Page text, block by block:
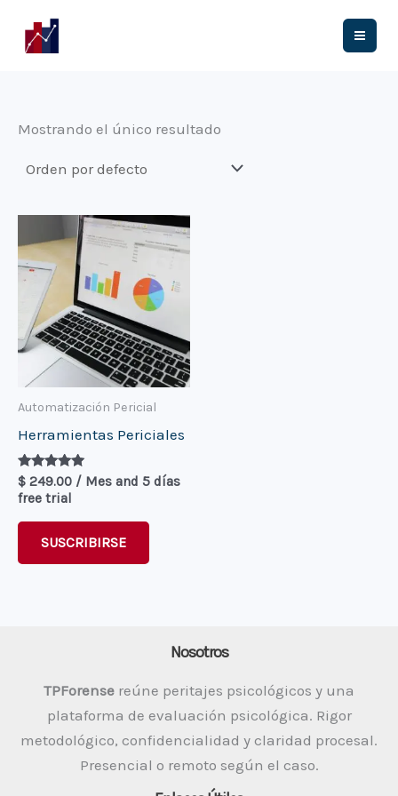
Mostrando el único resultado
Automatización Pericial
Herramientas Periciales
Valorado en
5.00
de 5
$ 249.00 / Mes and 5 días
free trial
SUSCRIBIRSE
Nosotros
TPForense reúne peritajes psicológicos y una
plataforma de evaluación psicológica. Rigor
metodológico, confidencialidad y claridad procesal.
Presencial o remoto según el caso.